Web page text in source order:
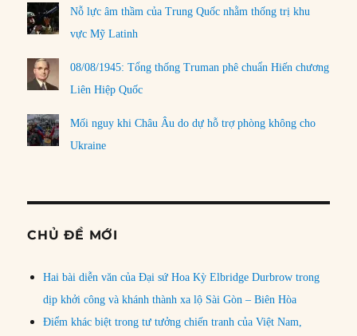
Nỗ lực âm thầm của Trung Quốc nhằm thống trị khu
vực Mỹ Latinh
08/08/1945: Tổng thống Truman phê chuẩn Hiến chương
Liên Hiệp Quốc
Mối nguy khi Châu Âu do dự hỗ trợ phòng không cho
Ukraine
CHỦ ĐỀ MỚI
Hai bài diễn văn của Đại sứ Hoa Kỳ Elbridge Durbrow trong
dịp khởi công và khánh thành xa lộ Sài Gòn – Biên Hòa
Điểm khác biệt trong tư tưởng chiến tranh của Việt Nam,